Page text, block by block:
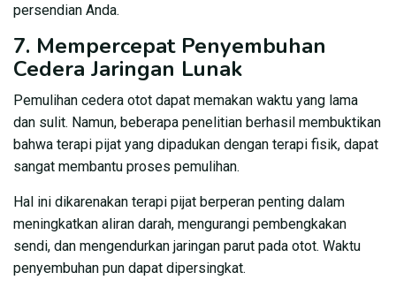
persendian Anda.
7. Mempercepat Penyembuhan
Cedera Jaringan Lunak
Pemulihan cedera otot dapat memakan waktu yang lama
dan sulit. Namun, beberapa penelitian berhasil membuktikan
bahwa terapi pijat yang dipadukan dengan terapi fisik, dapat
sangat membantu proses pemulihan.
Hal ini dikarenakan terapi pijat berperan penting dalam
meningkatkan aliran darah, mengurangi pembengkakan
sendi, dan mengendurkan jaringan parut pada otot. Waktu
penyembuhan pun dapat dipersingkat.